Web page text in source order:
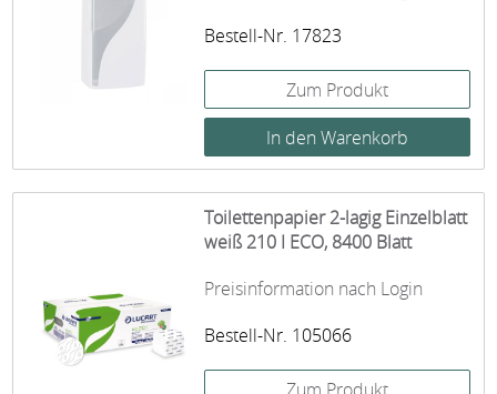
Bestell-Nr. 17823
Zum Produkt
Toilettenpapier 2-lagig Einzelblatt
weiß 210 I ECO, 8400 Blatt
Preisinformation nach Login
Bestell-Nr. 105066
Zum Produkt